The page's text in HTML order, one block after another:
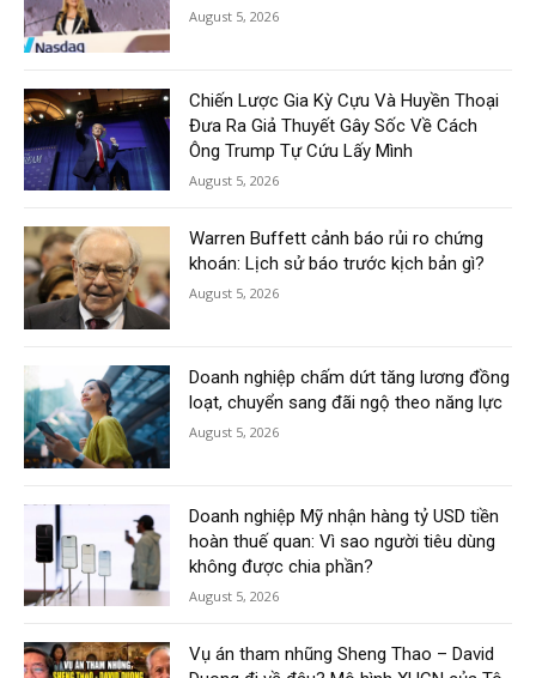
August 5, 2026
Chiến Lược Gia Kỳ Cựu Và Huyền Thoại
Đưa Ra Giả Thuyết Gây Sốc Về Cách
Ông Trump Tự Cứu Lấy Mình
August 5, 2026
Warren Buffett cảnh báo rủi ro chứng
khoán: Lịch sử báo trước kịch bản gì?
August 5, 2026
Doanh nghiệp chấm dứt tăng lương đồng
loạt, chuyển sang đãi ngộ theo năng lực
August 5, 2026
Doanh nghiệp Mỹ nhận hàng tỷ USD tiền
hoàn thuế quan: Vì sao người tiêu dùng
không được chia phần?
August 5, 2026
Vụ án tham nhũng Sheng Thao – David